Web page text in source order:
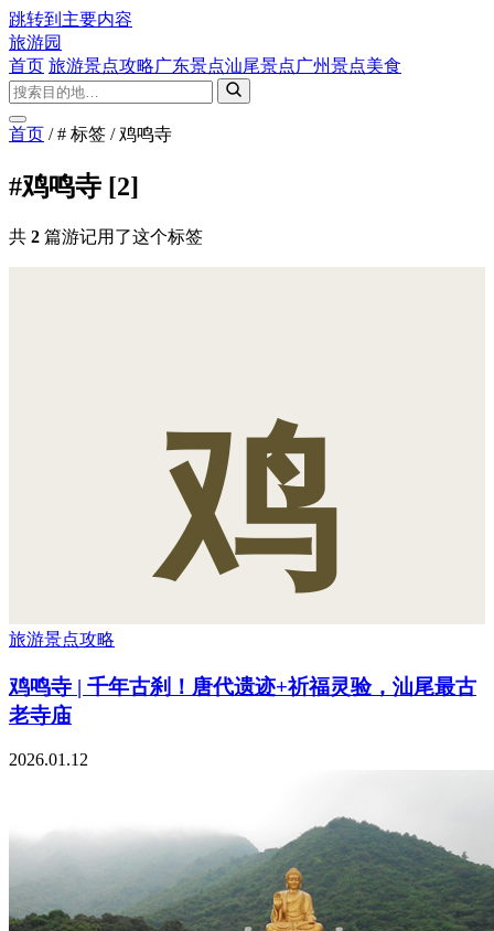
跳转到主要内容
旅游园
首页 旅游景点攻略广东景点汕尾景点广州景点美食
首页 / # 标签 / 鸡鸣寺
#鸡鸣寺 [2]
共 2 篇游记用了这个标签
鸡
旅游景点攻略
鸡鸣寺 | 千年古刹！唐代遗迹+祈福灵验，汕尾最古
老寺庙
2026.01.12